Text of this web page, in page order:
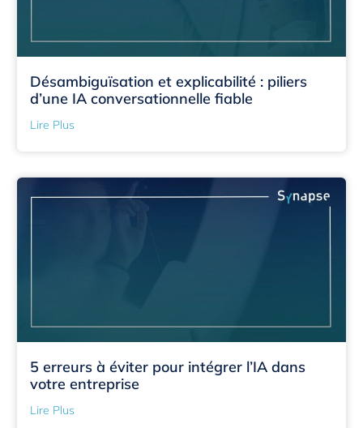
Désambiguïsation et explicabilité : piliers
d’une IA conversationnelle fiable
Lire Plus
5 erreurs à éviter pour intégrer l’IA dans
votre entreprise
Lire Plus